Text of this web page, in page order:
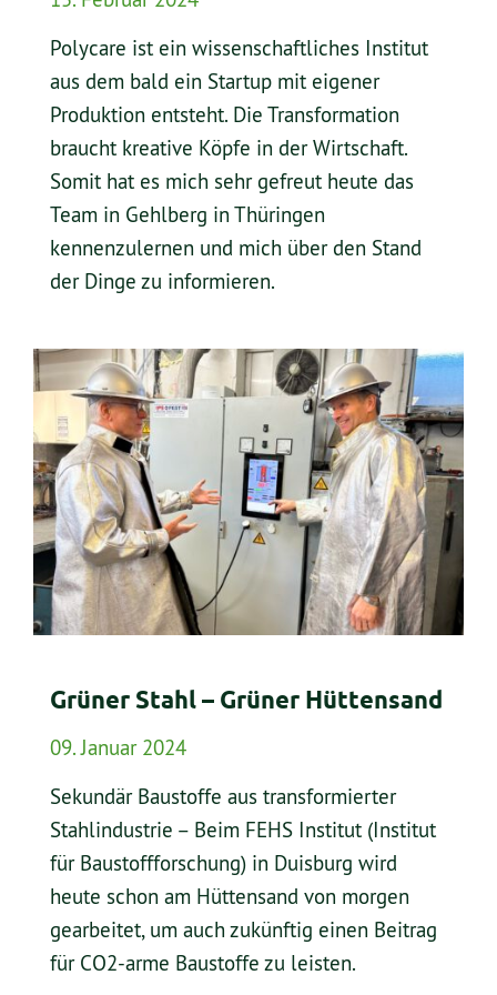
Polycare ist ein wissenschaftliches Institut
aus dem bald ein Startup mit eigener
Produktion entsteht. Die Transformation
braucht kreative Köpfe in der Wirtschaft.
Somit hat es mich sehr gefreut heute das
Team in Gehlberg in Thüringen
kennenzulernen und mich über den Stand
der Dinge zu informieren.
Grüner Stahl – Grüner Hüttensand
09. Januar 2024
Sekundär Baustoffe aus transformierter
Stahlindustrie – Beim FEHS Institut (Institut
für Baustoffforschung) in Duisburg wird
heute schon am Hüttensand von morgen
gearbeitet, um auch zukünftig einen Beitrag
für CO2-arme Baustoffe zu leisten.